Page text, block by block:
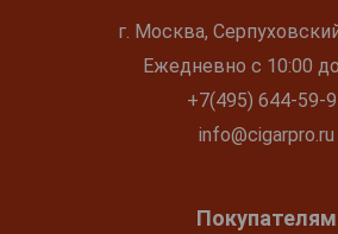
г. Москва,
Ежедневно с 10:00
+7(495) 644-59-
info@cigarpro.ru
Покупателям